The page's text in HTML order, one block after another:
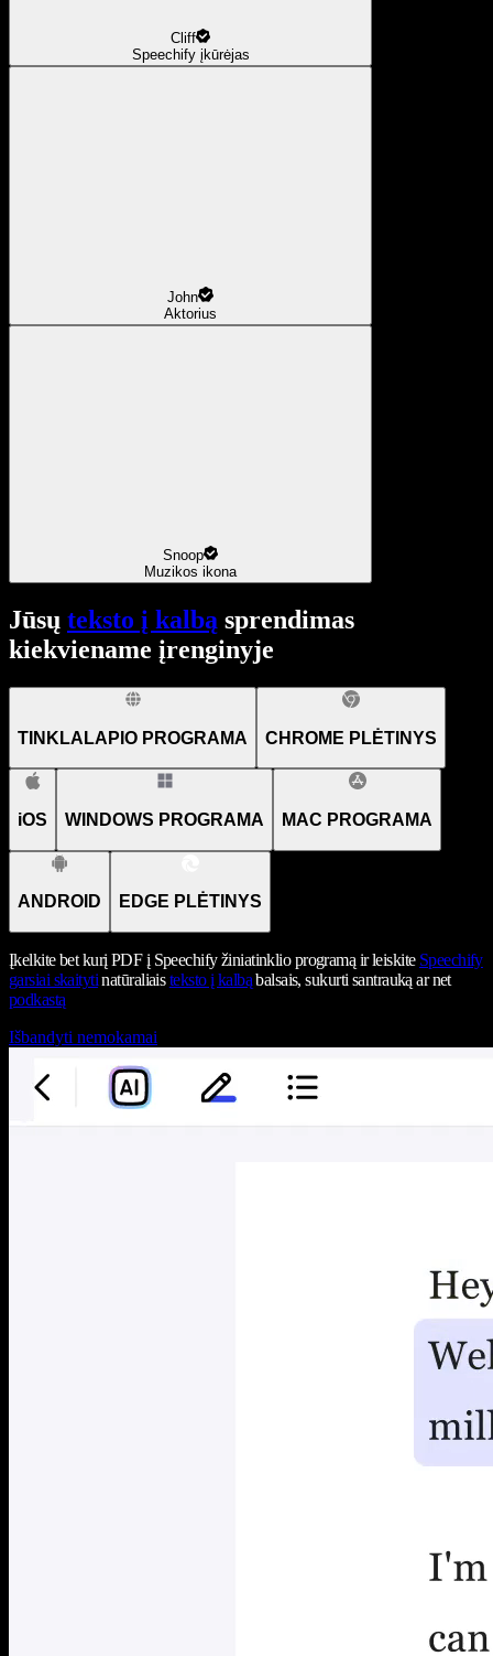
Cliff
Speechify įkūrėjas
John
Aktorius
Snoop
Muzikos ikona
Jūsų teksto į kalbą sprendimas
kiekviename įrenginyje
TINKLALAPIO PROGRAMA CHROME PLĖTINYS
iOS WINDOWS PROGRAMA MAC PROGRAMA
ANDROID EDGE PLĖTINYS
Įkelkite bet kurį PDF į Speechify žiniatinklio programą ir leiskite Speechify
garsiai skaitytinatūraliaisteksto į kalbąbalsais, sukurti santrauką ar net
podkastą
Išbandyti nemokamai